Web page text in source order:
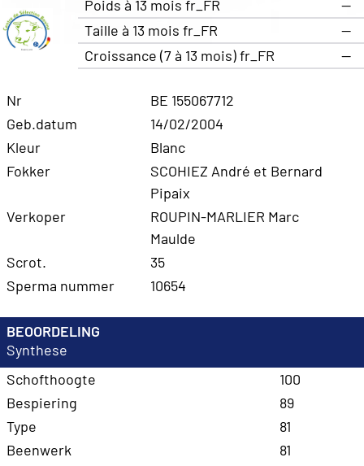
Poids à 13 mois fr_FR
—
Taille à 13 mois fr_FR
—
Croissance (7 à 13 mois) fr_FR
—
Nr
BE 155067712
Geb.datum
14/02/2004
Kleur
Blanc
Fokker
SCOHIEZ André et Bernard
Pipaix
Verkoper
ROUPIN-MARLIER Marc
Maulde
Scrot.
35
Sperma nummer
10654
BEOORDELING
Synthese
Schofthoogte
100
Bespiering
89
Type
81
Beenwerk
81